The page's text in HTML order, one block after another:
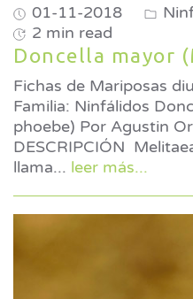
01-11-2018
2 min read
Doncella mayor
Fichas de Mariposas
Familia: Ninfálidos
phoebe) Por Agustin Orduña © Agustín Orduña
DESCRIPCIÓN Melitaea phoebe, vulgarmente
llama... leer más...